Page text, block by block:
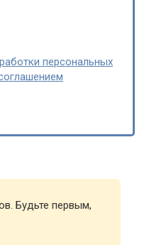
персональных
Будьте первым,